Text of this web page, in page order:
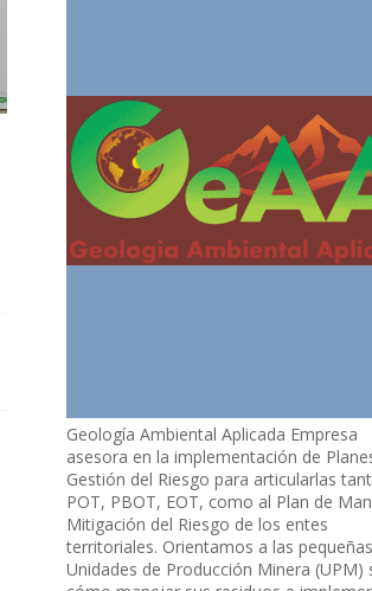
Geología Ambiental Aplicada Empresa
asesora en la implementación de
Gestión del Riesgo para articularlas
POT, PBOT, EOT, como al Plan de
Mitigación del Riesgo de los entes
territoriales. Orientamos a las pequeñas
Unidades de Producción Minera (UPM)